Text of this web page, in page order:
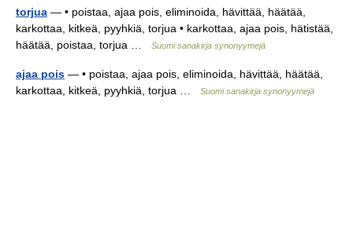
torjua — • poistaa, ajaa pois, eliminoida, hävittää, häätää,
karkottaa, kitkeä, pyyhkiä, torjua • karkottaa, ajaa pois, hätistää,
häätää, poistaa, torjua …
Suomi sanakirja synonyymejä
ajaa pois — • poistaa, ajaa pois, eliminoida, hävittää, häätää,
karkottaa, kitkeä, pyyhkiä, torjua …
Suomi sanakirja synonyymejä